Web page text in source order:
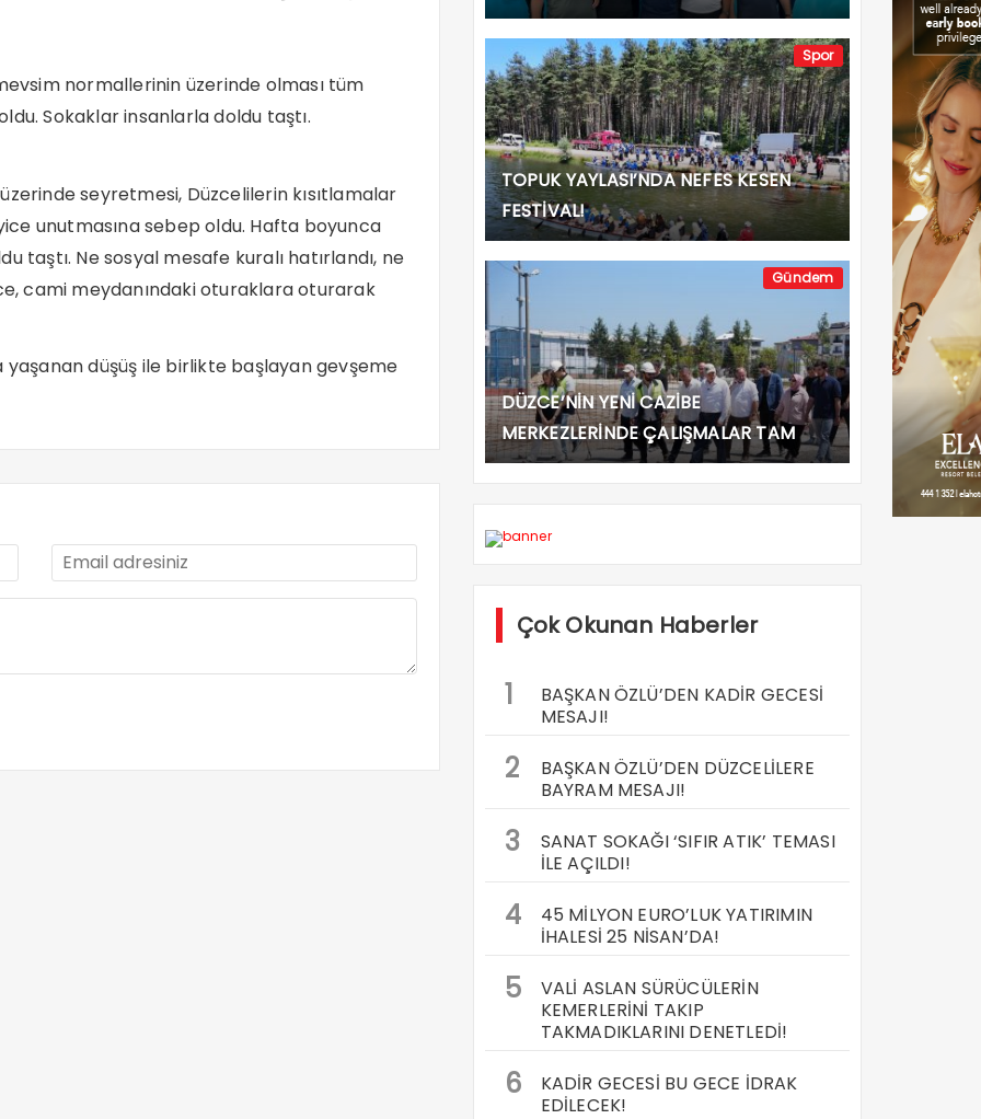
normallerinin üzerinde olması tüm
Sokaklar insanlarla doldu taştı.
seyretmesi, Düzcelilerin kısıtlamalar
unutmasına sebep oldu. Hafta boyunca
taştı. Ne sosyal mesafe kuralı hatırlandı, ne
cami meydanındaki oturaklara oturarak
yaşanan düşüş ile birlikte başlayan gevşeme
Spor
TOPUK YAYLASI’NDA NEFES KESEN
FESTİVAL!
Gündem
DÜZCE’NİN YENİ CAZİBE
MERKEZLERİNDE ÇALIŞMALAR TAM
GAZ!
Çok Okunan Haberler
1
BAŞKAN ÖZLÜ’DEN KADİR GECESİ
MESAJI!
2
BAŞKAN ÖZLÜ’DEN DÜZCELİLERE
BAYRAM MESAJI!
3
SANAT SOKAĞI ‘SIFIR ATIK’ TEMASI
İLE AÇILDI!
4
45 MİLYON EURO’LUK YATIRIMIN
İHALESİ 25 NİSAN’DA!
5
VALİ ASLAN SÜRÜCÜLERİN
KEMERLERİNİ TAKIP
TAKMADIKLARINI DENETLEDİ!
6
KADİR GECESİ BU GECE İDRAK
EDİLECEK!